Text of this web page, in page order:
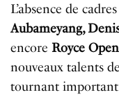
L’absence de
Aubameyang,
encore Royce
nouveaux talents
tournant